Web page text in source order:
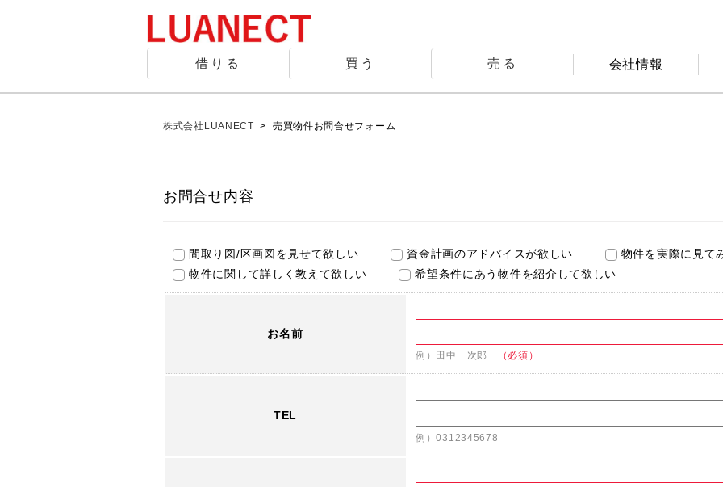
借りる 買う 売る 会社情報
株式会社LUANECT > 売買物件お問合せフォーム
お問合せ内容
間取り図/区画図を見せて欲しい 資金計画のアドバイスが欲しい
物件を実際に見て
物件に関して詳しく教えて欲しい
希望条件にあう物件を紹介して欲しい
お名前
例）田中 次郎 （必須）
TEL
例）0312345678